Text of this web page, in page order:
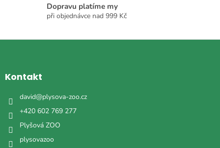
Dopravu platíme my
při objednávce nad 999 Kč
Z
aKontakt
david@plysova-zoo.cz
+420 602 769 277
Plyšová ZOO
plysovazoo